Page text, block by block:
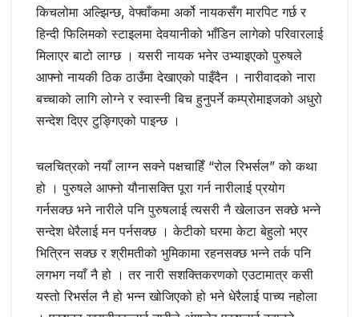
किचलोमा अल्झिन्छ, वेफ्वाँकमा अर्को नायकसँग मारपिट गर्छ र
हिन्दी फिलिमको स्टाइलमा देवयानीको भाँडिन लागेको परिवारलाई
मिलाएर बाटो लाग्छ । यसरी नायक भनेर उभ्याइएको पुरुषले
आफ्नो नायकी ठिक ठाउँमा देखाएको पाइँदैन । नारीवादको नारा
बच्चाको लागि लोग्ने र स्वास्नी बिच हुनुपर्ने कम्प्रोमाइजको अधुरो
सन्देश दिएर टुङ्गिएको पाइन्छ ।
चलचित्रको नयाँ लाग्न सक्ने पक्षचाहिँ “रोल रिभर्सल” को कथा
हो । पुरुषले आफ्नो यौनासक्ति पूरा गर्न नारीलाई प्रयोग
गर्नसक्छ भने नारीले पनि पुरुषलाई त्यसरी नै खेलाउन सक्छे भन्‍ने
सन्देश धेरैलाई मन पर्नसक्छ । केटीको घरमा केटा बेहुलो भएर
भित्रिन सक्छ र श्रीमतीको भुमिकामा रहनसक्छ भन्‍ने तर्क पनि
लगभग नयाँ नै हो । तर नारी सशक्तिकरणको एउटामात्र कसी
यस्तो रिभर्सल नै हो भन्‍न खोजिएको हो भने धेरैलाई पाच्य नहोला